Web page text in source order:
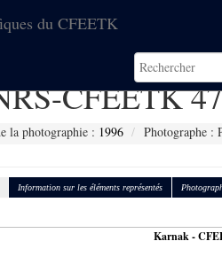
du CFEETK
CFEETK
la photographie : 1996 Photographe :
Information sur les éléments représentés